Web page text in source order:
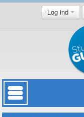
Log ind